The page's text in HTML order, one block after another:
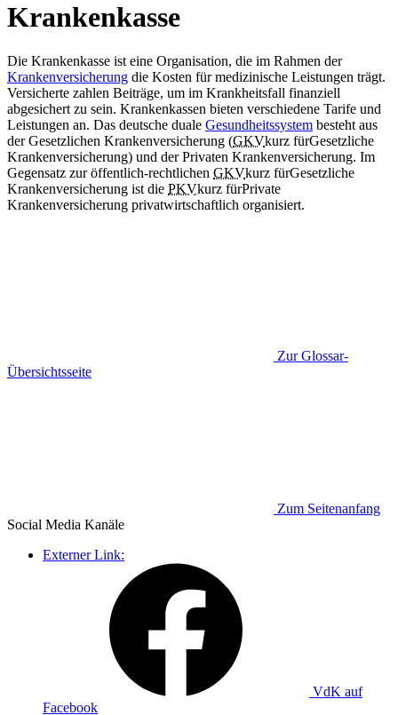
Krankenkasse
Die Krankenkasse ist eine Organisation, die im Rahmen der
Krankenversicherung die Kosten für medizinische Leistungen trägt.
Versicherte zahlen Beiträge, um im Krankheitsfall finanziell
abgesichert zu sein. Krankenkassen bieten verschiedene Tarife und
Leistungen an. Das deutsche duale Gesundheitssystem besteht aus
der Gesetzlichen Krankenversicherung (GKVkurz fürGesetzliche
Krankenversicherung) und der Privaten Krankenversicherung. Im
Gegensatz zur öffentlich-rechtlichen GKVkurz fürGesetzliche
Krankenversicherung ist die PKVkurz fürPrivate
Krankenversicherung privatwirtschaftlich organisiert.
Zur Glossar-
Übersichtsseite
Zum Seitenanfang
Social Media Kanäle
Externer Link:
VdK auf
Facebook